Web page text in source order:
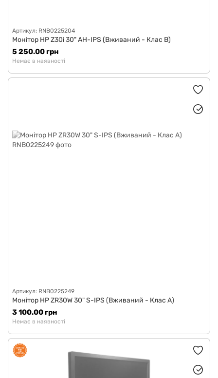
Артикул: RNB0225204
Монітор HP Z30i 30" AH-IPS (Вживаний - Клас B)
5 250.00 грн
Немає в наявності
Артикул: RNB0225249
Монітор HP ZR30W 30" S-IPS (Вживаний - Клас A)
3 100.00 грн
Немає в наявності